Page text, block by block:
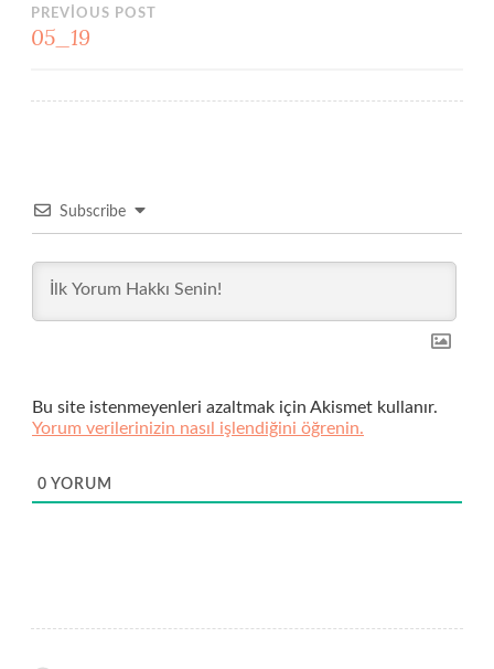
Yazı
PREVIOUS POST
05_19
Subscribe
Bu site istenmeyenleri azaltmak için Akismet kullanır.
Yorum verilerinizin nasıl işlendiğini öğrenin.
0 YORUM